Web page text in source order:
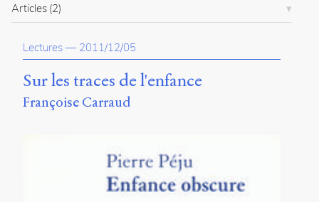
Articles (2)
Lectures — 2011/12/05
Sur les traces de l'enfance
Françoise Carraud